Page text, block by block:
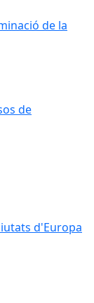
de la
de
d'Europa